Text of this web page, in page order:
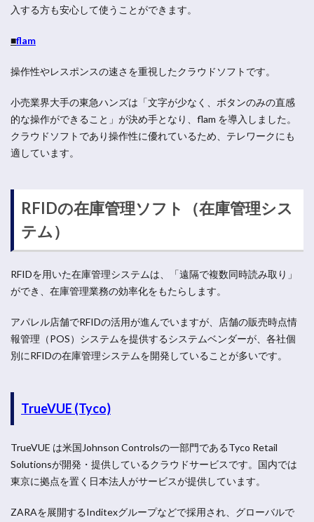
入する方も安心して使うことができます。
■flam
操作性やレスポンスの速さを重視したクラウドソフトです。
小売業界大手の東急ハンズは「文字が少なく、ボタンのみの直感
的な操作ができること」が決め手となり、flam を導入しました。
クラウドソフトであり操作性に優れているため、テレワークにも
適しています。
RFIDの在庫管理ソフト（在庫管理シス
テム）
RFIDを用いた在庫管理システムは、「遠隔で複数同時読み取り」
ができ、在庫管理業務の効率化をもたらします。
アパレル店舗でRFIDの活用が進んでいますが、店舗の販売時点情
報管理（POS）システムを提供するシステムベンダーが、各社個
別にRFIDの在庫管理システムを開発していることが多いです。
TrueVUE (Tyco)
TrueVUE は米国Johnson Controlsの一部門であるTyco Retail
Solutionsが開発・提供しているクラウドサービスです。国内では
東京に拠点を置く日本法人がサービスが提供しています。
ZARAを展開するInditexグループなどで採用され、グローバルで